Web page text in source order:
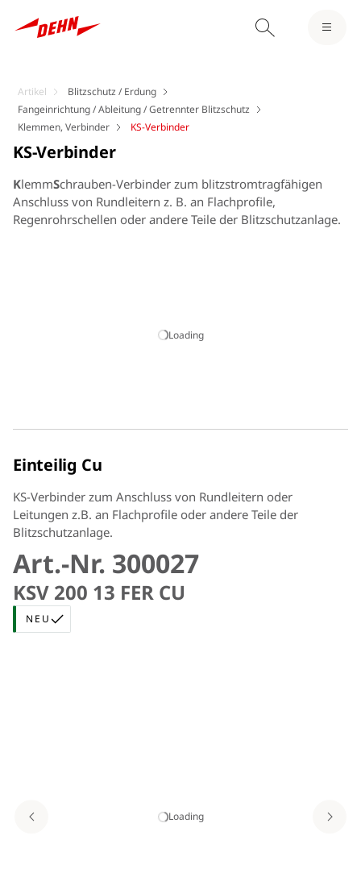
Artikel
Blitzschutz / Erdung
Fangeinrichtung / Ableitung / Getrennter Blitzschutz
Klemmen, Verbinder
KS-Verbinder
Loading
KS-Verbinder
KlemmSchrauben-Verbinder zum blitzstromtragfähigen
Anschluss von Rundleitern z. B. an Flachprofile,
Regenrohrschellen oder andere Teile der Blitzschutzanlage.
Einteilig Cu
KS-Verbinder zum Anschluss von Rundleitern oder
Leitungen z.B. an Flachprofile oder andere Teile der
Blitzschutzanlage.
Art.-Nr. 300027
KSV 200 13 FER CU
NEU
Loading